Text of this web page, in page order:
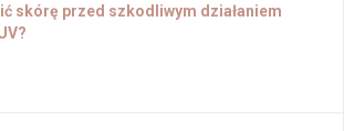
skórę przed szkodliwym działaniem